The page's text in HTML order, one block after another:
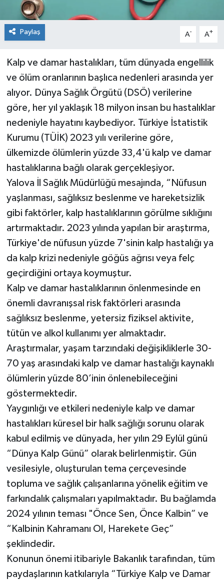
Paylaş A- A+
Kalp ve damar hastalıkları, tüm dünyada engellilik
ve ölüm oranlarının başlıca nedenleri arasında yer
alıyor. Dünya Sağlık Örgütü (DSÖ) verilerine
göre, her yıl yaklaşık 18 milyon insan bu hastalıklar
nedeniyle hayatını kaybediyor. Türkiye İstatistik
Kurumu (TÜİK) 2023 yılı verilerine göre,
ülkemizde ölümlerin yüzde 33,4'ü kalp ve damar
hastalıklarına bağlı olarak gerçekleşiyor.
Yalova İl Sağlık Müdürlüğü mesajında, “Nüfusun
yaşlanması, sağlıksız beslenme ve hareketsizlik
gibi faktörler, kalp hastalıklarının görülme sıklığını
artırmaktadır. 2023 yılında yapılan bir araştırma,
Türkiye'de nüfusun yüzde 7'sinin kalp hastalığı ya
da kalp krizi nedeniyle göğüs ağrısı veya felç
geçirdiğini ortaya koymuştur.
Kalp ve damar hastalıklarının önlenmesinde en
önemli davranışsal risk faktörleri arasında
sağlıksız beslenme, yetersiz fiziksel aktivite,
tütün ve alkol kullanımı yer almaktadır.
Araştırmalar, yaşam tarzındaki değişikliklerle 30-
70 yaş arasındaki kalp ve damar hastalığı kaynaklı
ölümlerin yüzde 80’inin önlenebileceğini
göstermektedir.
​​Yaygınlığı ve etkileri nedeniyle kalp ve damar
hastalıkları küresel bir halk sağlığı sorunu olarak
kabul edilmiş ve dünyada, her yılın 29 Eylül günü
“Dünya Kalp Günü” olarak belirlenmiştir. Gün
vesilesiyle, oluşturulan tema çerçevesinde
topluma ve sağlık çalışanlarına yönelik eğitim ve
farkındalık çalışmaları yapılmaktadır. Bu bağlamda
2024 yılının teması "Önce Sen, Önce Kalbin” ve
“Kalbinin Kahramanı Ol, Harekete Geç”
şeklindedir.
​​Konunun önemi itibariyle Bakanlık tarafından, tüm
paydaşlarının katkılarıyla “Türkiye Kalp ve Damar